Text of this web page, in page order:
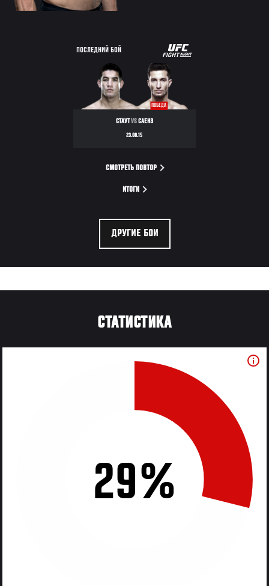
ПОСЛЕДНИЙ БОЙ
UFC
FIGHT
NIGHT
ПОБЕДА
СТАУТVSСАЕНЗ
23.08.15
СМОТРЕТЬ ПОВТОР
ИТОГИ
ДРУГИЕ БОИ
СТАТИСТИКА
29%